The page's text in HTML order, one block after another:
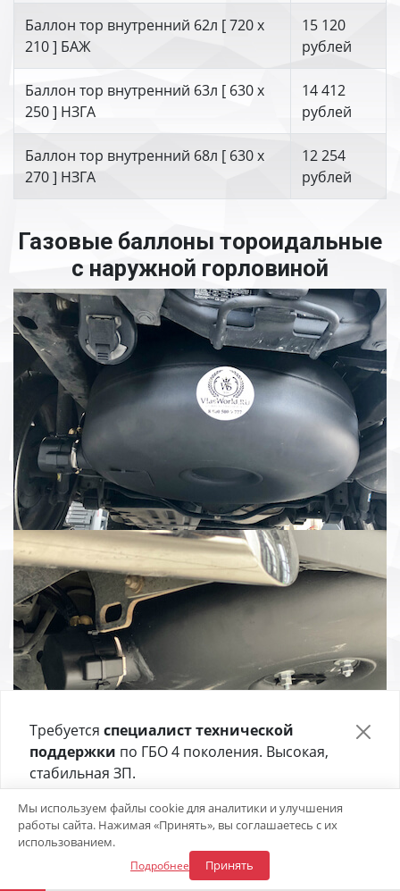
Баллон тор внутренний 62л [ 720 х
210 ] БАЖ
15 120
рублей
Баллон тор внутренний 63л [ 630 х
250 ] НЗГА
14 412
рублей
Баллон тор внутренний 68л [ 630 х
270 ] НЗГА
12 254
рублей
Газовые баллоны тороидальные
с наружной горловиной
Требуется специалист технической
поддержки по ГБО 4 поколения. Высокая,
стабильная ЗП.
Отправьте своё резюме в форме ниже 👇
Откликнуться на вакансию